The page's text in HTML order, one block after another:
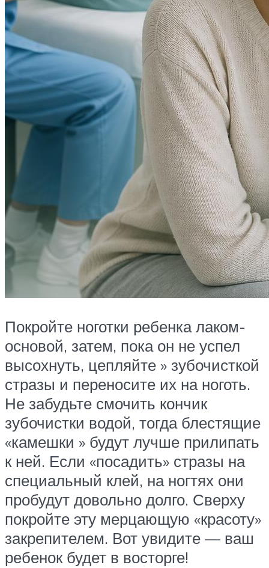
Покройте ноготки ребенка лаком-
основой, затем, пока он не успел
высохнуть, цепляйте » зубочисткой
стразы и переносите их на ноготь.
Не забудьте смочить кончик
зубочистки водой, тогда блестящие
«камешки » будут лучше прилипать
к ней. Если «посадить» стразы на
специальный клей, на ногтях они
пробудут довольно долго. Сверху
покройте эту мерцающую «красоту»
закрепителем. Вот увидите — ваш
ребенок будет в восторге!